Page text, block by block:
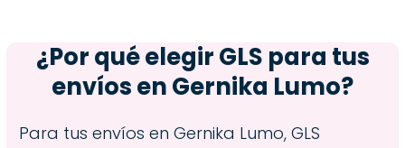
¿Por qué elegir GLS para tus
envíos enGernika Lumo?
Para tus envíos en Gernika Lumo, GLS